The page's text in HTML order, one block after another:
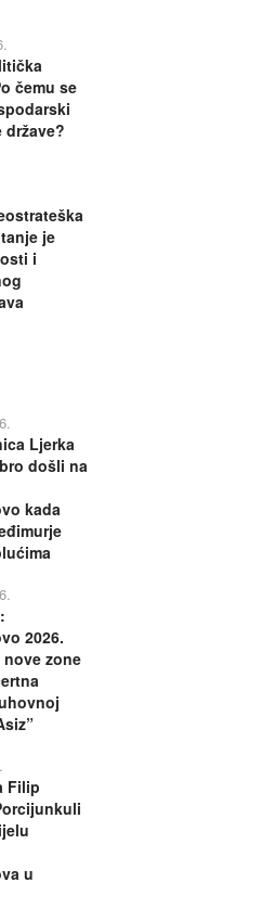
čemu se
države?
je
i
Ljerka
došli na
kada
2026.
zone
Filip
u